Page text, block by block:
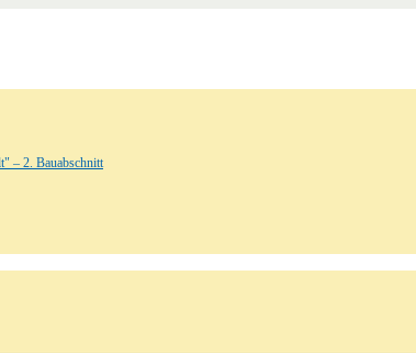
– 2. Bauabschnitt